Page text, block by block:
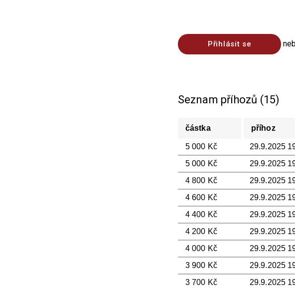
Přihlásit se
Seznam příhozů (15)
částka příhoz
5 000 Kč
29.9.2025
5 000 Kč
29.9.2025
4 800 Kč
29.9.2025
4 600 Kč
29.9.2025
4 400 Kč
29.9.2025
4 200 Kč
29.9.2025
4 000 Kč
29.9.2025
3 900 Kč
29.9.2025
3 700 Kč
29.9.2025